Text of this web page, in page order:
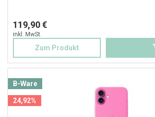
119,90 €
inkl. MwSt.
Zum Produkt
B-Ware
24,92%